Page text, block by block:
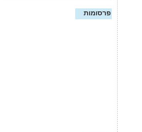
פרסומות